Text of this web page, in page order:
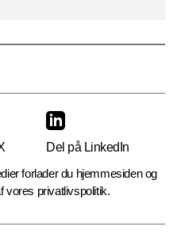
Del på LinkedIn
forlader du hjemmesiden og
vores privatlivspolitik.